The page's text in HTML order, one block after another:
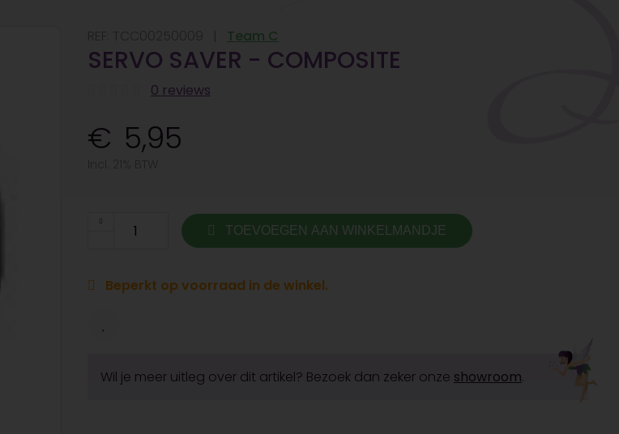
Team C
SERVO SAVER - COMPOSITE
0 reviews
5,95
TOEVOEGEN AAN WINKELMANDJE
Beperkt op voorraad in de winkel.
Wil je meer uitleg over dit artikel? Bezoek dan zeker onze showroom.